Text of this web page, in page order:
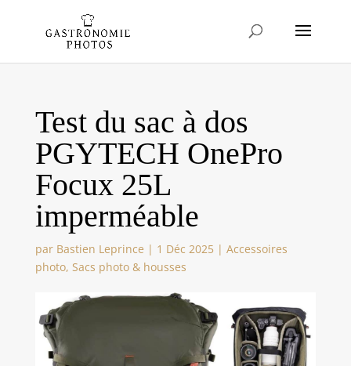
Test du sac à dos
PGYTECH OnePro
Focux 25L
imperméable
par Bastien Leprince | 1 Déc 2025| Accessoires
photo, Sacs photo & housses